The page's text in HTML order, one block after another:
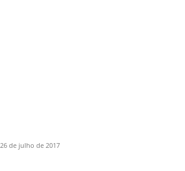
26 de julho de 2017